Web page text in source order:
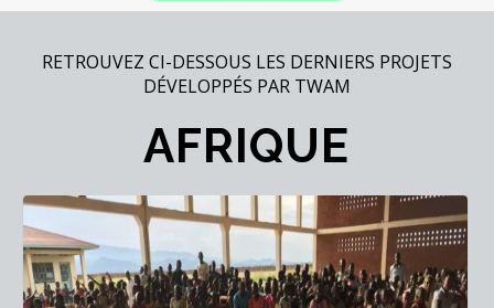
RETROUVEZ CI-DESSOUS LES DERNIERS PROJETS
DÉVELOPPÉS PAR TWAM
AFRIQUE